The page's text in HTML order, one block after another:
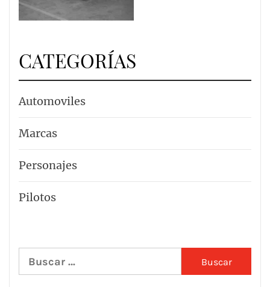
CATEGORÍAS
Automoviles
Marcas
Personajes
Pilotos
Buscar: